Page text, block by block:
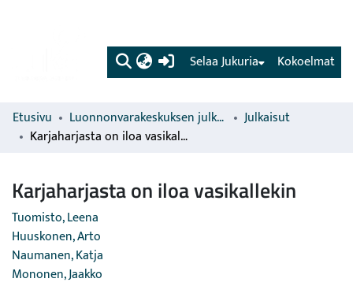
(current) Kokoelmat
Selaa Jukuria
Etusivu Luonnonvarakeskuksen julkaisut
Julkaisut
Karjaharjasta on iloa vasikallekin
Karjaharjasta on iloa vasikallekin
Tuomisto, Leena
Huuskonen, Arto
Naumanen, Katja
Mononen, Jaakko